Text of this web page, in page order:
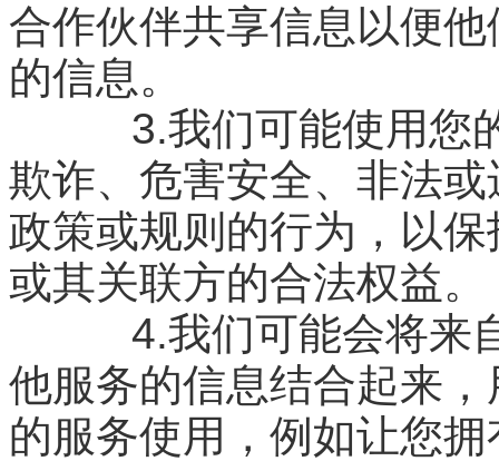
合作伙伴共享信息以便
的信息。
3.我们可能使用您的
欺诈、危害安全、非法
政策或规则的行为，以
或其关联方的合法权益。
4.我们可能会将来自
他服务的信息结合起来
的服务使用，例如让您